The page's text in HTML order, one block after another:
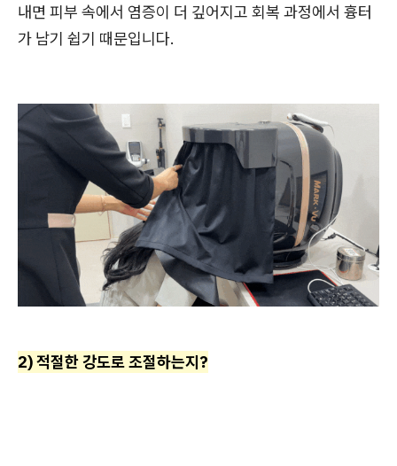
내면 피부 속에서 염증이 더 깊어지고 회복 과정에서 흉터
가 남기 쉽기 때문입니다.
2) 적절한 강도로 조절하는지?